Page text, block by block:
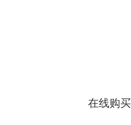
在线购买